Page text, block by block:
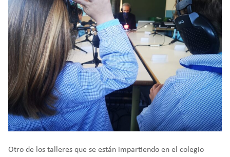
Otro de los talleres que se están impartiendo en el colegio